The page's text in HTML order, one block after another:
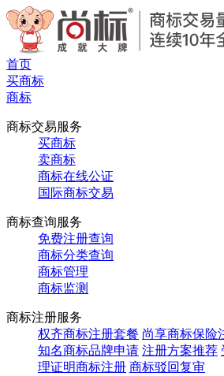
首页
买商标
商标
商标交易服务
买商标
卖商标
商标在线公证
国际商标交易
商标查询服务
免费注册查询
商标分类查询
商标管理
商标监测
商标注册服务
权齐商标注册套餐 尚享商标保险
知名商标品牌申请 注册方案推荐
理证明商标注册 商标驳回复审